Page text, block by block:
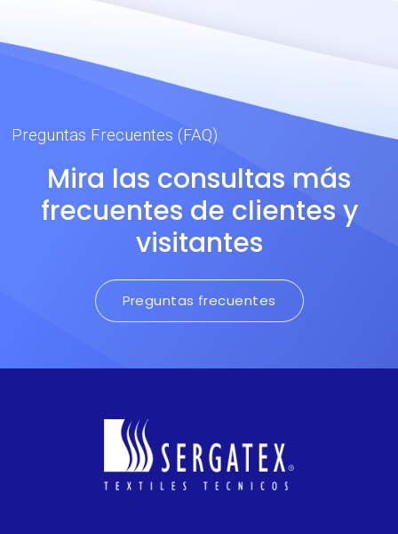
Preguntas Frecuentes (FAQ)
Mira las consultas más
frecuentes de clientes y
visitantes
Preguntas frecuentes